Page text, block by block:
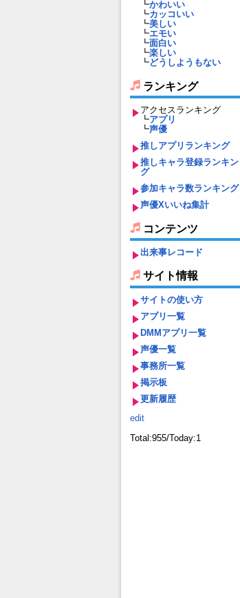
┗かわいい
┗カッコいい
┗美しい
┗エモい
┗面白い
┗楽しい
┗どうしようもない
ランキング
アクセスランキング
┗アプリ
┗声優
推しアプリランキング
推しキャラ登録ランキン
グ
参加キャラ数ランキング
声優Xいいね集計
コンテンツ
出来事レコード
サイト情報
サイトの使い方
アプリ一覧
DMMアプリ一覧
声優一覧
事務所一覧
掲示板
更新履歴
edit
Total:955/Today:1